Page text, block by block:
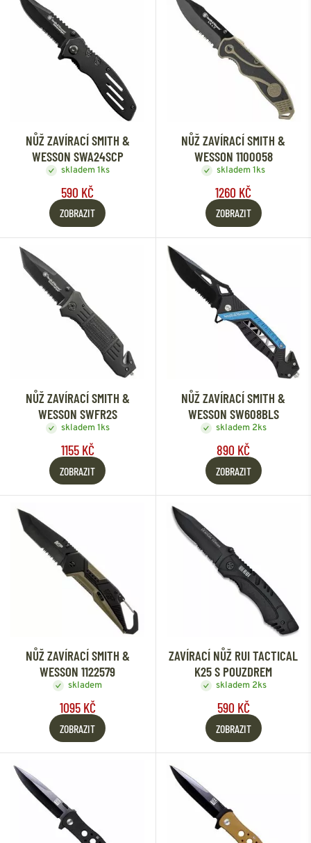
NŮŽ ZAVÍRACÍ SMITH &
WESSON SWA24SCP
skladem 1ks
590 KČ
ZOBRAZIT
NŮŽ ZAVÍRACÍ SMITH &
WESSON 1100058
skladem 1ks
1260 KČ
ZOBRAZIT
NŮŽ ZAVÍRACÍ SMITH &
WESSON SWFR2S
skladem 1ks
1155 KČ
ZOBRAZIT
NŮŽ ZAVÍRACÍ SMITH &
WESSON SW608BLS
skladem 2ks
890 KČ
ZOBRAZIT
NŮŽ ZAVÍRACÍ SMITH &
WESSON 1122579
skladem
1095 KČ
ZOBRAZIT
ZAVÍRACÍ NŮŽ RUI TACTICAL
K25 S POUZDREM
skladem 2ks
590 KČ
ZOBRAZIT